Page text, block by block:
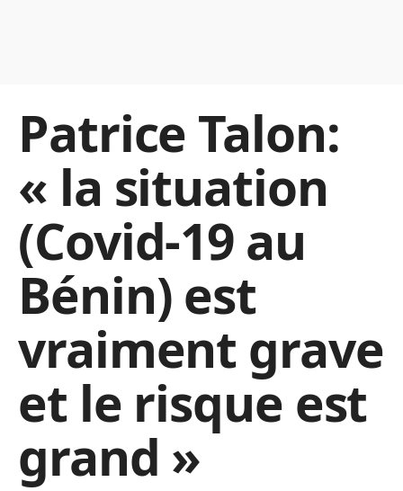
Patrice Talon:
« la situation
(Covid-19 au
Bénin) est
vraiment grave
et le risque est
grand »